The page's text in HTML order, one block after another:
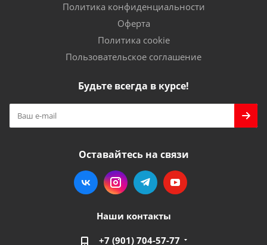
Политика конфиденциальности
Оферта
Политика cookie
Пользовательское соглашение
Будьте всегда в курсе!
Оставайтесь на связи
Наши контакты
+7 (901) 704-57-77